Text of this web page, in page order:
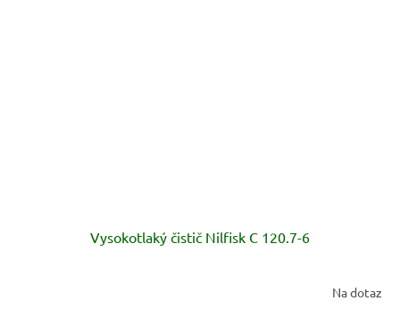
Vysokotlaký čistič Nilfisk C 120.7-6
Na dotaz